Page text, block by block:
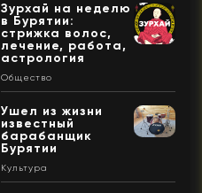
Зурхай на неделю
в Бурятии:
стрижка волос,
лечение, работа,
астрология
Общество
Ушел из жизни
известный
барабанщик
Бурятии
Культура